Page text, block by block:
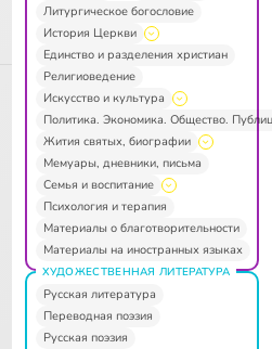
Литургическое богословие
История Церкви
Единство и разделения христиан
Религиоведение
Искусство и культура
Политика. Экономика. Общество.
Жития святых, биографии
Мемуары, дневники, письма
Семья и воспитание
Психология и терапия
Материалы о благотворительности
Материалы на иностранных языках
ХУДОЖЕСТВЕННАЯ ЛИТЕРАТУРА
Русская литература
Переводная поэзия
Русская поэзия